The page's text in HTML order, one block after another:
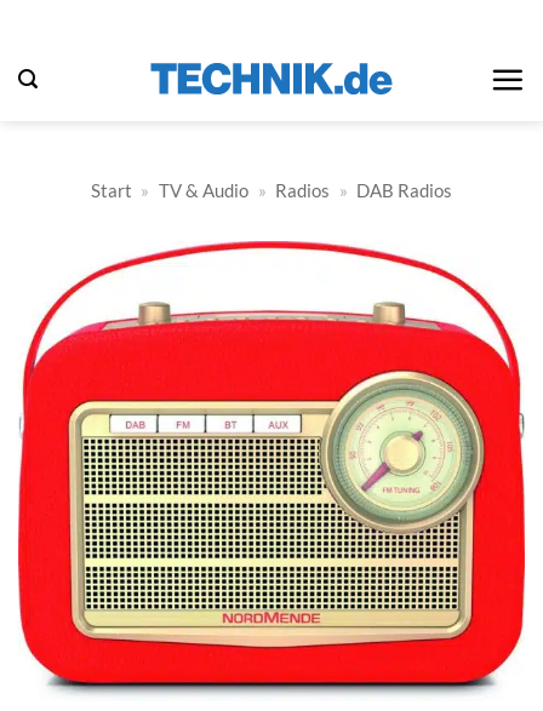
springen
Start » TV & Audio » Radios » DAB Radios